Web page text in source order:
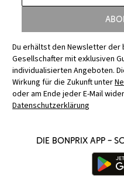
Du erhältst den Newsletter der
Gesellschafter mit exklusiven
individualisierten Angeboten.
Wirkung für die Zukunft unter
oder am Ende jeder E-Mail
Datenschutzerklärung
Die bonprix App –